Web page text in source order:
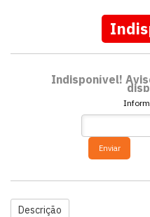
Indisponível!
Enviar
Descrição